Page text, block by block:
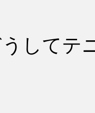
うしてテ